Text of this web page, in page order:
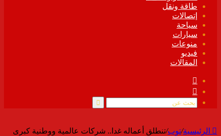
طاقة ونقل
إتصالات
سياحة
سيارات
منوعات
فيديو
المقالات
الموقع
RSS
بحث
الرئيسية/توب/تنطلق أعماله غدا.. شركات عالمية ووطنية كبرى